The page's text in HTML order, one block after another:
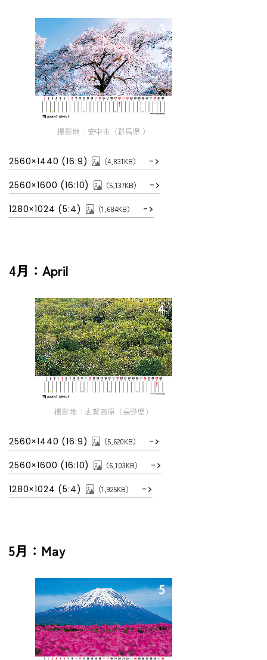
撮影地：安中市（群馬県 ）
2560×1440 (16:9) （4,831KB）
2560×1600 (16:10) （5,137KB）
1280×1024 (5:4) （1,684KB）
4月：April
撮影地：志賀高原（長野県）
2560×1440 (16:9) （5,620KB）
2560×1600 (16:10) （6,103KB）
1280×1024 (5:4) （1,925KB）
5月：May